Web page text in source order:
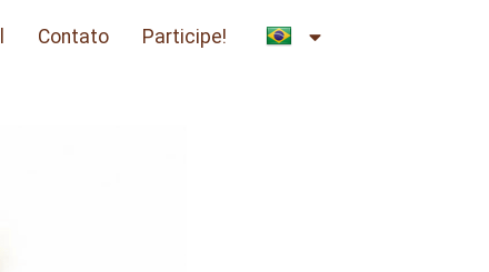
Contato Participe!